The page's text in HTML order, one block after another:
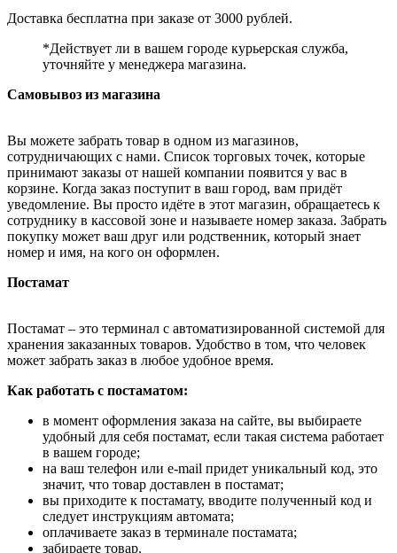
Доставка бесплатна при заказе от 3000 рублей.
*Действует ли в вашем городе курьерская служба,
уточняйте у менеджера магазина.
Самовывоз из магазина
Вы можете забрать товар в одном из магазинов,
сотрудничающих с нами. Список торговых точек, которые
принимают заказы от нашей компании появится у вас в
корзине. Когда заказ поступит в ваш город, вам придёт
уведомление. Вы просто идёте в этот магазин, обращаетесь к
сотруднику в кассовой зоне и называете номер заказа. Забрать
покупку может ваш друг или родственник, который знает
номер и имя, на кого он оформлен.
Постамат
Постамат – это терминал с автоматизированной системой для
хранения заказанных товаров. Удобство в том, что человек
может забрать заказ в любое удобное время.
Как работать с постаматом:
в момент оформления заказа на сайте, вы выбираете
удобный для себя постамат, если такая система работает
в вашем городе;
на ваш телефон или e-mail придет уникальный код, это
значит, что товар доставлен в постамат;
вы приходите к постамату, вводите полученный код и
следует инструкциям автомата;
оплачиваете заказ в терминале постамата;
забираете товар.